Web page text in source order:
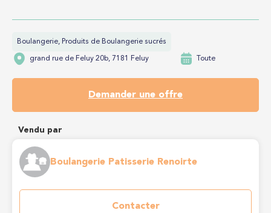
Boulangerie, Produits de Boulangerie sucrés
grand rue de Feluy 20b, 7181 Feluy Toute
Demander une offre
Vendu par
Boulangerie Patisserie Renoirte
Contacter